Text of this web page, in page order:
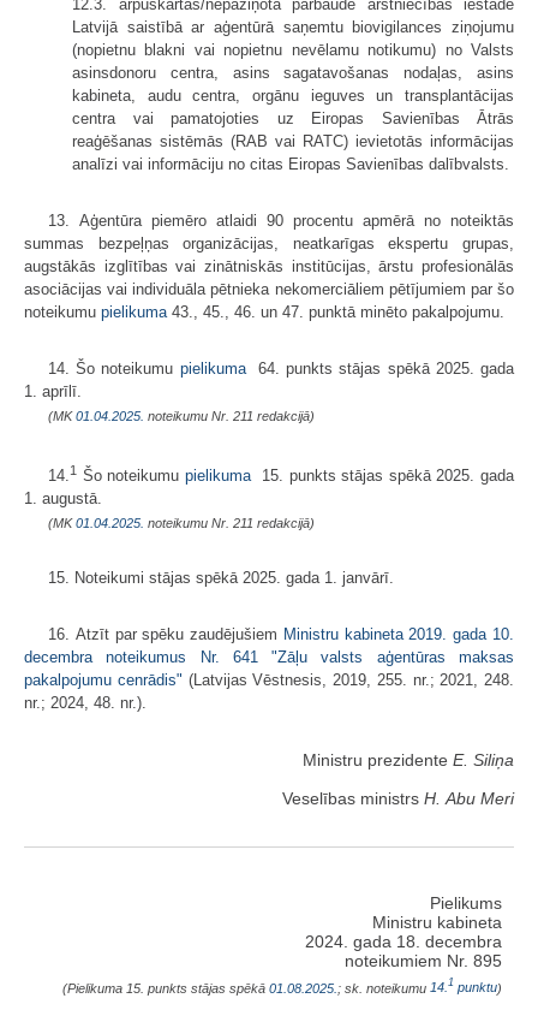
12.3. ārpuskārtas/nepaziņota pārbaude ārstniecības iestādē
Latvijā saistībā ar aģentūrā saņemtu biovigilances ziņojumu
(nopietnu blakni vai nopietnu nevēlamu notikumu) no Valsts
asinsdonoru centra, asins sagatavošanas nodaļas, asins
kabineta, audu centra, orgānu ieguves un transplantācijas
centra vai pamatojoties uz Eiropas Savienības Ātrās
reaģēšanas sistēmās (RAB vai RATC) ievietotās informācijas
analīzi vai informāciju no citas Eiropas Savienības dalībvalsts.
13. Aģentūra piemēro atlaidi 90 procentu apmērā no noteiktās
summas bezpeļņas organizācijas, neatkarīgas ekspertu grupas,
augstākās izglītības vai zinātniskās institūcijas, ārstu profesionālās
asociācijas vai individuāla pētnieka nekomerciāliem pētījumiem par šo
noteikumu pielikuma 43., 45., 46. un 47. punktā minēto pakalpojumu.
14. Šo noteikumu pielikuma64. punkts stājas spēkā 2025. gada
1. aprīlī.
(MK01.04.2025. noteikumu Nr. 211 redakcijā)
14. 1 Šo noteikumu pielikuma15. punkts stājas spēkā 2025. gada
1. augustā.
(MK01.04.2025. noteikumu Nr. 211 redakcijā)
15. Noteikumi stājas spēkā 2025. gada 1. janvārī.
16. Atzīt par spēku zaudējušiem Ministru kabineta 2019. gada 10.
decembra noteikumus Nr. 641 "Zāļu valsts aģentūras maksas
pakalpojumu cenrādis" (Latvijas Vēstnesis, 2019, 255. nr.; 2021, 248.
nr.; 2024, 48. nr.).
Ministru prezidente E. Siliņa
Veselības ministrs H. Abu Meri
Pielikums
Ministru kabineta
2024. gada 18. decembra
noteikumiem Nr. 895
(Pielikuma 15. punkts stājas spēkā 01.08.2025. ; sk. noteikumu 14. 1 punktu)